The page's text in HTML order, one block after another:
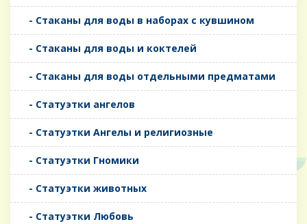
- Стаканы для воды в наборах с кувшином
- Стаканы для воды и коктелей
- Стаканы для воды отдельными предматами
- Статуэтки ангелов
- Статуэтки Ангелы и религиозные
- Статуэтки Гномики
- Статуэтки животных
- Статуэтки Любовь